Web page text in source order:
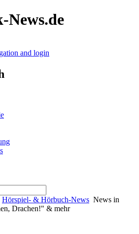
and login
Hörspiel- & Hörbuch-News News in
Drachen!" & mehr